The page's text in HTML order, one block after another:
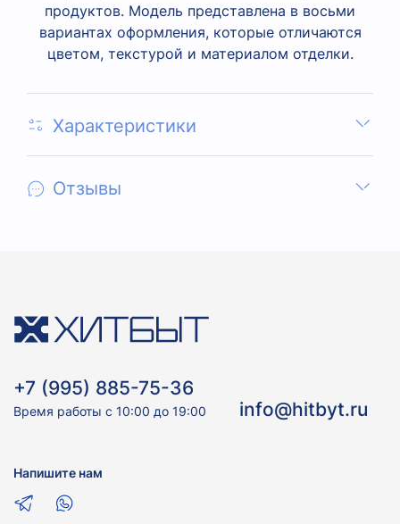
продуктов. Модель представлена в восьми
вариантах оформления, которые отличаются
цветом, текстурой и материалом отделки.
Характеристики
Отзывы
+7 (995) 885-75-36
Время работы с 10:00 до 19:00 info@hitbyt.ru
Напишите нам